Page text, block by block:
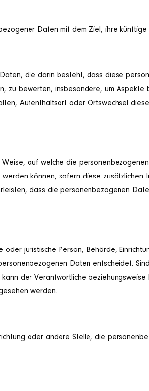
Daten mit dem Ziel, ihre künftige
die darin besteht, dass diese
zu bewerten, insbesondere, um Aspekte
Aufenthaltsort oder Ortswechsel
auf welche die
können, sofern diese
dass die personenbezogenen
juristische Person, Behörde,
Daten entscheidet.
der Verantwortliche beziehungsweise
werden.
oder andere Stelle, die